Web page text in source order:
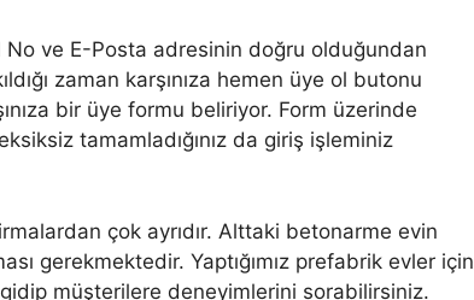
ve E-Posta adresinin doğru olduğundan
zaman karşınıza hemen üye ol butonu
bir üye formu beliriyor. Form üzerinde
tamamladığınız da giriş işleminiz
çok ayrıdır. Alttaki betonarme evin
gerekmektedir. Yaptığımız prefabrik evler için
müşterilere deneyimlerini sorabilirsiniz.